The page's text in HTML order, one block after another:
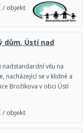
/ objekt
dům, Ústí nad
vilu na
nacházející se v klidné a
Brožíkova v obci Ústí
/ objekt